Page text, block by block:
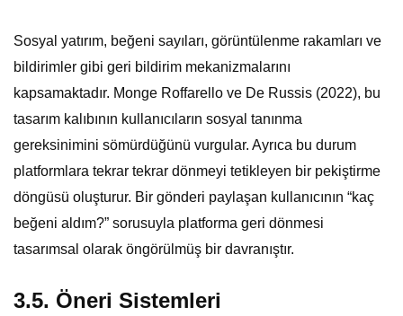
Sosyal yatırım, beğeni sayıları, görüntülenme rakamları ve
bildirimler gibi geri bildirim mekanizmalarını
kapsamaktadır. Monge Roffarello ve De Russis (2022), bu
tasarım kalıbının kullanıcıların sosyal tanınma
gereksinimini sömürdüğünü vurgular. Ayrıca bu durum
platformlara tekrar tekrar dönmeyi tetikleyen bir pekiştirme
döngüsü oluşturur. Bir gönderi paylaşan kullanıcının “kaç
beğeni aldım?” sorusuyla platforma geri dönmesi
tasarımsal olarak öngörülmüş bir davranıştır.
3.5. Öneri Sistemleri